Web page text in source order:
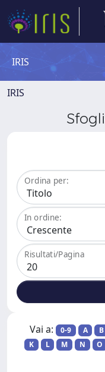
IRIS
IRIS
Ordina per:
In ordine:
Risultati/Pagina
Vai a: 0-9 A B
K
L M N O